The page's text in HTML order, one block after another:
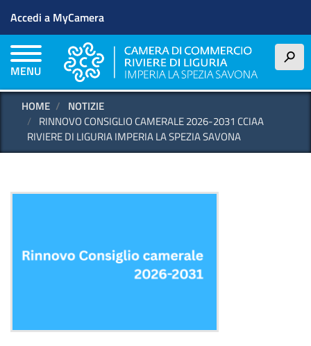
contenuto
principale
Menu profilo utente
Accedi a MyCamera
MENU
h
HOME
NOTIZIE
RINNOVO CONSIGLIO CAMERALE 2026-2031 CCIAA
RIVIERE DI LIGURIA IMPERIA LA SPEZIA SAVONA